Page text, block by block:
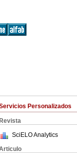
Personalizados
Revista
SciELO Analytics